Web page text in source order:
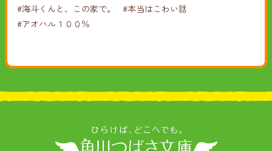
#海斗くんと、この家で。
#本当はこわい話
#アオハル１００％